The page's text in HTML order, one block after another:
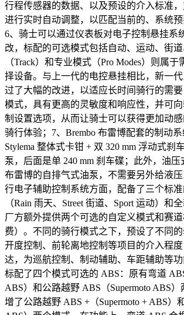
行程传感器的数据、以及预设的介入标准
进行实时自动调整，以匹配当前的、系统预
6、骑士可以通过仪表板对电子控制悬挂系
改，标配的可选模式包括自动、运动、街
（Track）和专业模式（Pro Modes）则属
择设备。与上一代的电控悬挂相比，新一
过了大幅的改进，以适应长时间骑行的需
模式，具有更高的灵敏度和响应性，并可
制设置选项，从而让骑士可以获得更加动
骑行体验；7、Brembo 布雷博配套的制动
Stylema 整体式卡钳 + 双 320 mm 浮动式刹
泵，后面是单 240 mm 刹车碟；此外，油
布雷博的自排气式油泵，不需要另外给液
行电子辅助控制系统方面，配备了三个标
（Rain 雨天、Street 街道、Sport 运动）和
厂方额外提供两个可选的自定义模式和赛
费）。不同的骑行模式之下，预设了不同的
开度控制、前轮离地控制等项目的介入程
达，为巡航控制、制动辅助、车距辅助等功
标配了四个模式可选的 ABS：原有弯道
ABS）和公路越野 ABS（Supermoto ABS
增了公路越野 ABS +（Supermoto + ABS）